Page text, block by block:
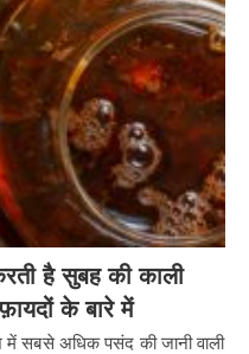
है सुबह की काली
के बारे में
सबसे अधिक पसंद की जानी वाली